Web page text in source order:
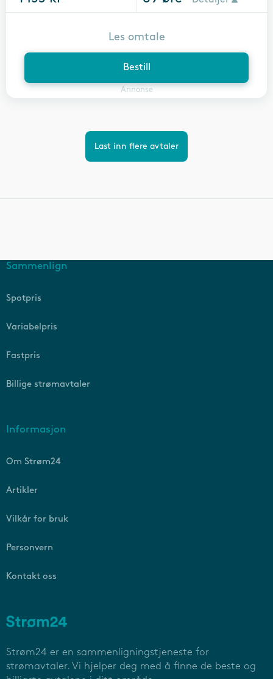
Bestill
Annonse
Les omtale
Last inn flere avtaler
Strøm24 er en sammenligningstjeneste for
strømavtaler. Vi hjelper deg med å finne de beste og
Sammenlign
Spotpris
Variabelpris
Fastpris
Billige strømavtaler
Informasjon
Om Strøm24
Artikler
Vilkår for bruk
Personvern
Kontakt oss